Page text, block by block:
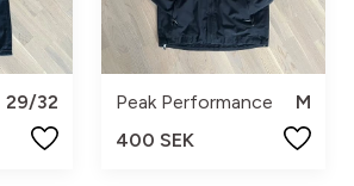
29/32
Peak Performance
M
400 SEK